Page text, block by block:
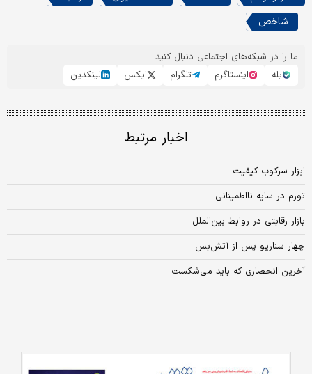
شاخص
ما را در شبکه‌های اجتماعی دنبال کنید
بله
اینستاگرم تلگرام ایکس لینکدین
اخبار مرتبط
ابزار سرکوب کیفیت
تورم در سایه نااطمینانی
بازار رقابتی در روابط بین‌الملل
چهار سناریو پس از آتش‌بس
آخرین انحصاری که باید می‌شکست